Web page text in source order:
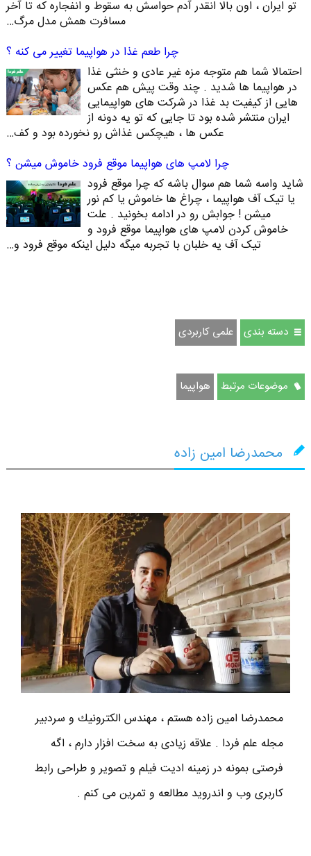
تو ایران ، اون بالا انقدر آدم حواسش به سقوط و انفجاره که تا آخر
مسافرت همش مدل مرگ…
چرا طعم غذا در هواپیما تغییر می کنه ؟
احتمالا شما هم متوجه مزه غیر عادی و خنثی غذا
در هواپیما ها شدید . چند وقت پیش هم عکس
هایی از کیفیت بد غذا در شرکت های هواپیمایی
ایران منتشر شده بود تا جایی که تو یه دونه از
عکس ها ، هیچکس غذاش رو نخورده بود و کف…
چرا لامپ های هواپیما موقع فرود خاموش میشن ؟
شاید واسه شما هم سوال باشه که چرا موقع فرود
یا تیک آف هواپیما ، چراغ ها خاموش یا کم نور
میشن ! جوابش رو در ادامه بخونید . علت
خاموش کردن لامپ های هواپیما موقع فرود و
تیک آف یه خلبان با تجربه میگه دلیل اینکه موقع فرود و…
دسته بندی علمی کاربردی
موضوعات مرتبط هواپیما
محمدرضا امین زاده
محمدرضا امين زاده هستم ، مهندس الكترونيك و سردبير
مجله علم فردا . علاقه زیادی به سخت افزار دارم ، اگه
فرصتی بمونه در زمینه ادیت فیلم و تصویر و طراحی رابط
کاربری وب و اندروید مطالعه و تمرین می کنم .